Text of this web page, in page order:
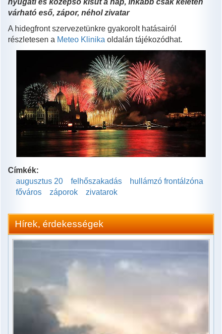
várható eső, zápor, néhol zivatar
A hidegfront szervezetünkre gyakorolt hatásairól
részletesen a Meteo Klinika oldalán tájékozódhat.
Címkék:
augusztus 20
felhőszakadás
hullámzó frontálzóna
főváros
záporok zivatarok
Hírek, érdekességek